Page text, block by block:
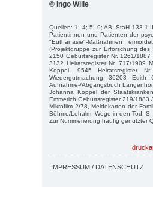
© Ingo Wille
Quellen: 1; 4; 5; 9; AB; StaH 133-1
Patientinnen und Patienten der
"Euthanasie"-Maßnahmen
(Projektgruppe zur Erforschung
2150 Geburtsregister Nr. 1261/
3132 Heiratsregister Nr. 717/1909
Koppel, 9545 Heiratsregister
Wiedergutmachung 36203 Edith
Aufnahme-/Abgangsbuch
Johanna Koppel der
Emmerich Geburtsregister 219/1883
Mikrofilm 2/78, Meldekarten der
Böhme/Lohalm, Wege in den Tod, S.
Zur Nummerierung häufig genutzter
IMPRESSUM / DATENSCHUTZ